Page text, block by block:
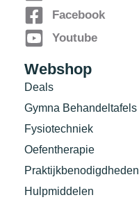
Facebook
Youtube
Webshop
Deals
Gymna Behandeltafels
Fysiotechniek
Oefentherapie
Praktijkbenodigdheden
Hulpmiddelen